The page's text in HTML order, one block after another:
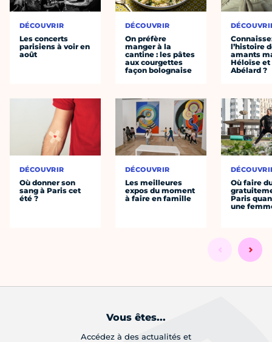
DÉCOUVRIR
Les concerts
parisiens à voir en
août
DÉCOUVRIR
Où donner son
sang à Paris cet
été ?
DÉCOUVRIR
On préfère
manger à la
cantine : les pâtes
aux courgettes
façon bolognaise
DÉCOUVRIR
Les meilleures
expos du moment
à faire en famille
l’histoire
amants
Héloïse et
Abélard ?
Où faire
Paris
une
Vous êtes...
Accédez à des actualités et